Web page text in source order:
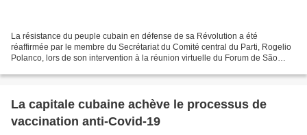
La résistance du peuple cubain en défense de sa Révolution a été
réaffirmée par le membre du Secrétariat du Comité central du Parti, Rogelio
Polanco, lors de son intervention à la réunion virtuelle du Forum de São
La capitale cubaine achève le processus de
vaccination anti-Covid-19